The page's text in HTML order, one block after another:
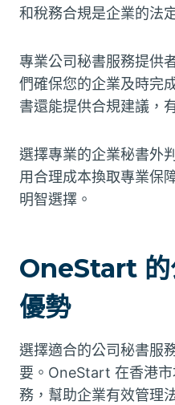
和稅務合規是企業的法
專業公司秘書服務提供
們確保您的企業及時完
書還能提供合規建議，
選擇專業的企業秘書外
用合理成本換取專業保
明智選擇。
OneStart 的
優勢
選擇適合的公司秘書服
要。OneStart 在香港
務，幫助企業有效管理